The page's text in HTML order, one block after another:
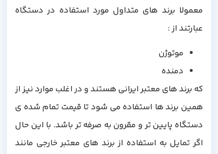
معمولا برند های متداول مورد استفاده در دستگاه
عبارتند از :
موتوژن
دمنده
که برند های معتبر ایرانی هستند و در اغلب موارد نیز از
همین برند ها استفاده می شود تا قیمت تمام شده ی
دستگاه پایین تر و مقرون به صرفه تر باشد. با این حال
اگر تمایل به استفاده از برند های معتبر خارجی مانند